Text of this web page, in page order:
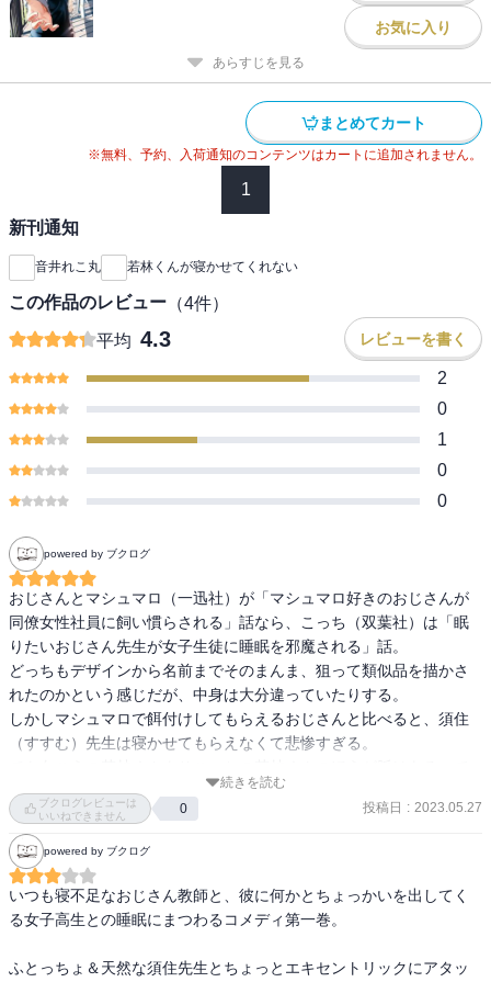
お気に入り
あらすじを見る
まとめてカート
※無料、予約、入荷通知のコンテンツはカートに追加されません。
1
新刊通知
音井れこ丸 若林くんが寝かせてくれない
この作品のレビュー （4件）
平均 4.3 レビューを書く
2
0
1
0
0
powered by ブクログ
おじさんとマシュマロ（一迅社）が「マシュマロ好きのおじさんが
同僚女性社員に飼い慣らされる」話なら、こっち（双葉社）は「眠
りたいおじさん先生が女子生徒に睡眠を邪魔される」話。
どっちもデザインから名前までそのまんま、狙って類似品を描かさ
れたのかという感じだが、中身は大分違っていたりする。
しかしマシュマロで餌付けしてもらえるおじさんと比べると、須住
（すすむ）先生は寝かせてもらえなくて悲惨すぎる。
のが不可解だ……。
続きを読む
ブクログレビューは
いいねできません
0 投稿日 : 2023.05.27
powered by ブクログ
いつも寝不足なおじさん教師と、彼に何かとちょっかいを出してく
る女子高生との睡眠にまつわるコメディ第一巻。
ふとっちょ＆天然な須住先生とちょっとエキセントリックにアタッ